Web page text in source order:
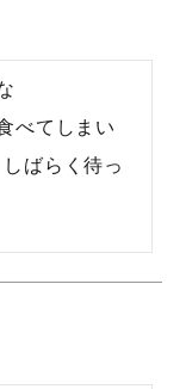
べてしまい
ばらく待っ